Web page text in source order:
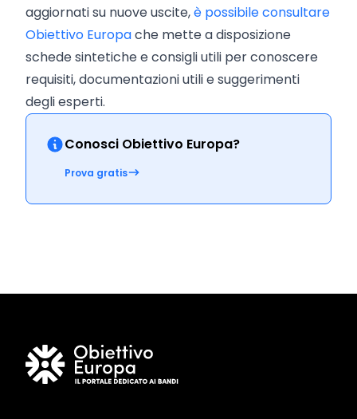
aggiornati su nuove uscite,è possibile consultare
Obiettivo Europache mette a disposizione
schede sintetiche e consigli utili per conoscere
requisiti, documentazioni utili e suggerimenti
degli esperti.
Conosci Obiettivo Europa?
Prova gratis